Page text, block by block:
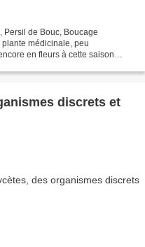
Persil de Bouc, Boucage
médicinale, peu
en fleurs à cette saison
discrets et